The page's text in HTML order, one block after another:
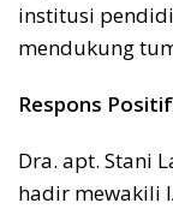
institusi
mendukung
Respons
Dra. apt. Stani
hadir mewakili